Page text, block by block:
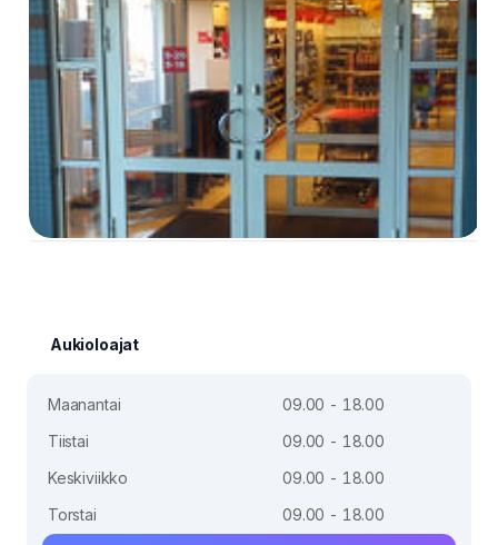
Aukioloajat
Maanantai
09.00 - 18.00
Tiistai
09.00 - 18.00
Keskiviikko
09.00 - 18.00
Torstai
09.00 - 18.00